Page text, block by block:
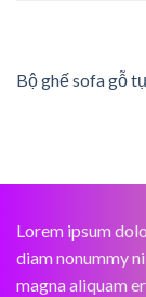
Bộ ghế sofa gỗ
Lorem ipsum
diam nonummy
magna aliquam